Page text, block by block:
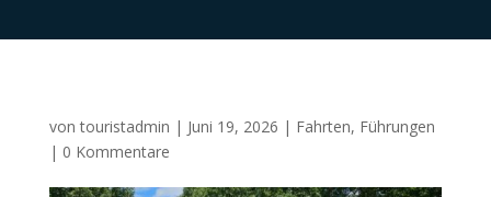
vontouristadmin | Juni 19, 2026 | Fahrten, Führungen
| 0 Kommentare